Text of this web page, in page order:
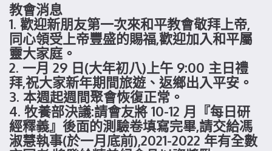
教會消息
1. 歡迎新朋友第一次來和平教會敬拜上帝,
同心領受上帝豐盛的賜福,歡迎加入和平屬
靈大家庭。
2. 一月 29 日(大年初八)上午 9:00 主日禮
拜,祝大家新年期間旅遊、返鄉出入平安。
3. 本週起週間聚會恢復正常。
4. 牧養部決議:請會友將 10-12 月『每日研
經釋義』後面的測驗卷填寫完畢,請交給馮
淑慧執事(於一月底前),2021-2022 年有全數